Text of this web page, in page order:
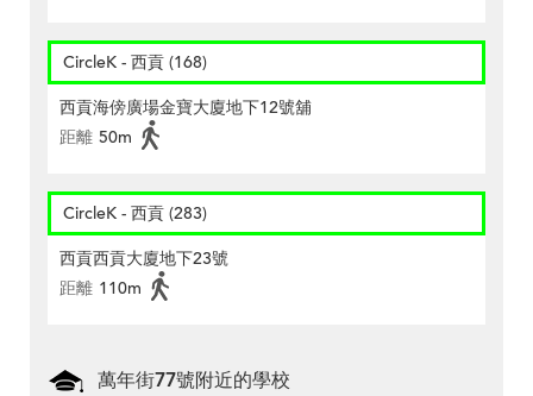
CircleK - 西貢 (168)
西貢海傍廣場金寶大廈地下12號舖
距離 50m
CircleK - 西貢 (283)
西貢西貢大廈地下23號
距離 110m
萬年街77號附近的學校